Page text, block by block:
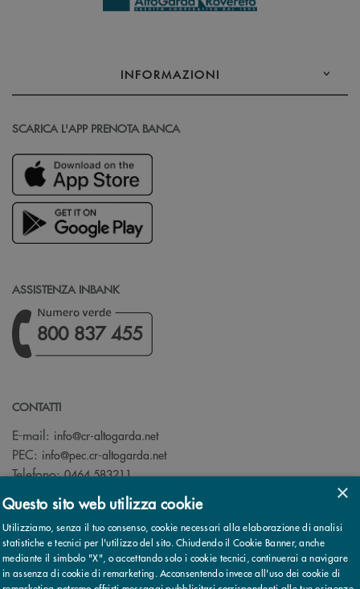
INFORMAZIONI
SCARICA L'APP PRENOTA BANCA
ASSISTENZA INBANK
800 837 455
CONTATTI
E-mail: info@cr-altogarda.net(si apre l’app di posta elettronica)
PEC: info@pec.cr-altogarda.net(si apre l’app di posta elettronica)
Telefono:0464 583211
© 2026 Cassa Rurale AltoGarda - Rovereto - Banca di Credito
Cooperativo - Società Cooperativa - Società partecipante al Gruppo
×
Questo sito web utilizza cookie
Utilizziamo, senza il tuo consenso, cookie necessari alla elaborazione di analisi
statistiche e tecnici per l'utilizzo del sito. Chiudendo il Cookie Banner, anche
mediante il simbolo "X", o accettando solo i cookie tecnici, continuerai a navigare
in assenza di cookie di remarketing. Acconsentendo invece all'uso dei cookie di